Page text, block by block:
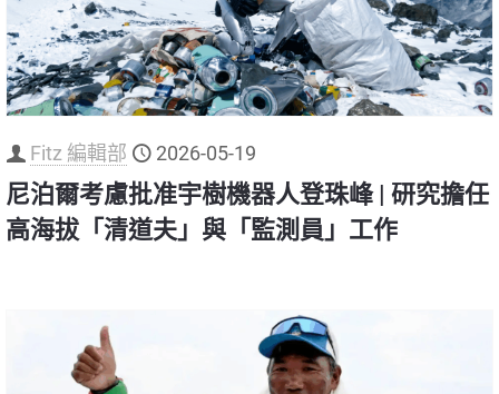
Fitz 編輯部 2026-05-19
尼泊爾考慮批准宇樹機器人登珠峰 | 研究擔任
高海拔「清道夫」與「監測員」工作